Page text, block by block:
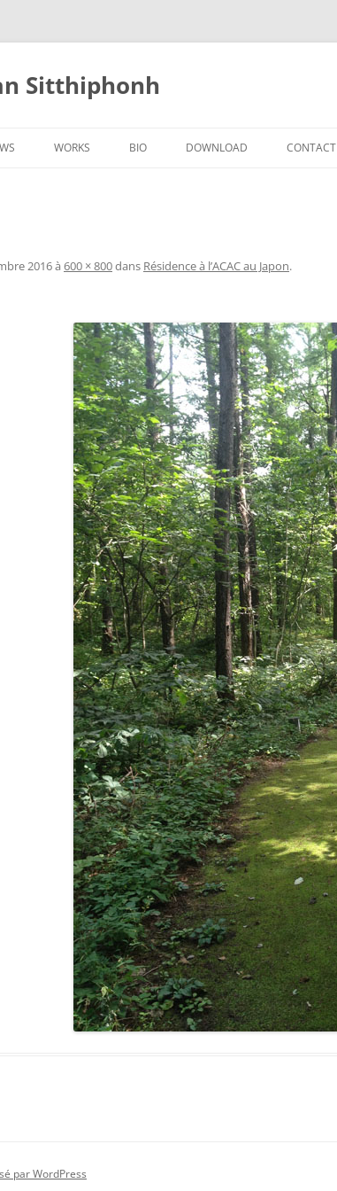
Sitthiphonh
WORKS
CHRYSALIDE
COCON
BUDDHA’S PALM
NEZHA
MAIN D’OEUVRE
À QUATRE PATTES 2/2
À QUATRE PATTES 1/2
OKTO
COCOON#2 : DANGOMUSHI
COCOON#1 : DODECAHEDRON
MUE
COQUILLE
ICARE2.2
ICARE 2.0
SARU NO O
ARACHNÉE
VPOM
VPGM
SANS TITRE
FLYING DEVICE
BIO DOWNLOAD CONTACT
2016à 600 × 800dans Résidence à l’ACAC au Japon.
par WordPress